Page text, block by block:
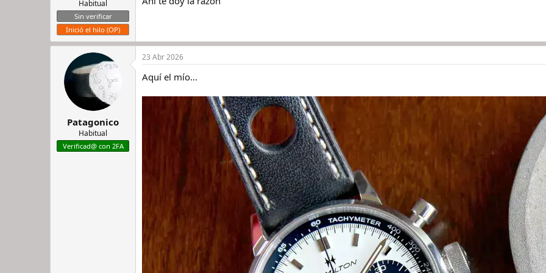
Habitual
Sin verificar
Inició el hilo (OP)
Patagonico
Habitual
Verificad@ con 2FA
23 Abr 2026
Aquí el mío...